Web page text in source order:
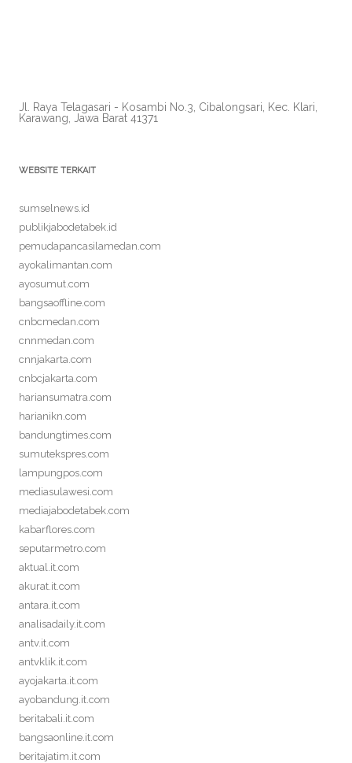
Jl. Raya Telagasari - Kosambi No.3, Cibalongsari, Kec. Klari,
Karawang, Jawa Barat 41371
WEBSITE TERKAIT
sumselnews.id
publikjabodetabek.id
pemudapancasilamedan.com
ayokalimantan.com
ayosumut.com
bangsaoffline.com
cnbcmedan.com
cnnmedan.com
cnnjakarta.com
cnbcjakarta.com
hariansumatra.com
harianikn.com
bandungtimes.com
sumutekspres.com
lampungpos.com
mediasulawesi.com
mediajabodetabek.com
kabarflores.com
seputarmetro.com
aktual.it.com
akurat.it.com
antara.it.com
analisadaily.it.com
antv.it.com
antvklik.it.com
ayojakarta.it.com
ayobandung.it.com
beritabali.it.com
bangsaonline.it.com
beritajatim.it.com